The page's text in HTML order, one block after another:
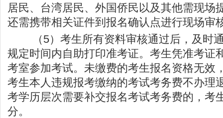
居民、台湾居民、外国侨民以及其他需现场
还需携带相关证件到报名确认点进行现场审
（5）考生所有资料审核通过后，及时
规定时间内自助打印准考证。考生凭准考证
考室参加考试。未缴费的考生报名资格无效
考生本人违规报考缴纳的考试考务费不办理
考学历层次需要补交报名考试考务费的，考
分。